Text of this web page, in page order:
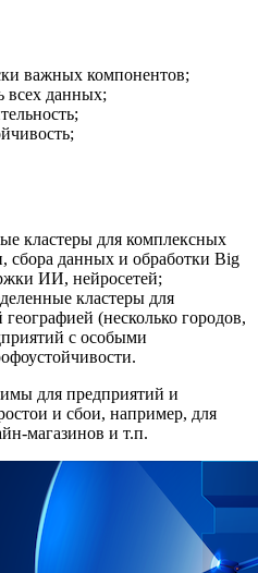
важных компонентов;
всех данных;
кластеры для комплексных
сбора данных и обработки Big
ИИ, нейросетей;
кластеры для
(несколько городов,
с особыми
для предприятий и
и сбои, например, для
магазинов и т.п.